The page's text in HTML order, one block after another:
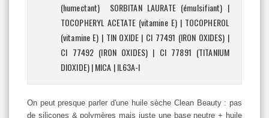
(humectant) SORBITAN LAURATE (émulsifiant) |
TOCOPHERYL ACETATE (vitamine E) | TOCOPHEROL
(vitamine E) | TIN OXIDE | CI 77491 (IRON OXIDES) |
CI 77492 (IRON OXIDES) | CI 77891 (TITANIUM
DIOXIDE) | MICA | IL63A-I
On peut presque parler d'une huile sèche Clean Beauty : pas
de silicones & polymères mais juste une base neutre + huile